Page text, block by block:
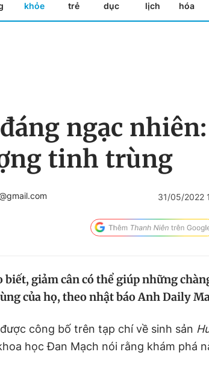
khỏe
trẻ
dục
lịch
hóa
ngạc
tinh trùng
31/05/2022
biết, giảm cân có thể giúp những
của họ, theo nhật báo Anh Daily
công bố trên tạp chí về sinh sản
học Đan Mạch nói rằng khám phá